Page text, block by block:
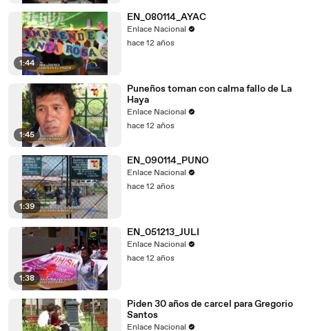
1:44
EN_080114_AYAC
Enlace Nacional
hace 12 años
1:45
Puneños toman con calma fallo de La
Haya
Enlace Nacional
hace 12 años
1:39
EN_090114_PUNO
Enlace Nacional
hace 12 años
1:38
EN_051213_JULI
Enlace Nacional
hace 12 años
Piden 30 años de carcel para Gregorio
Santos
Enlace Nacional